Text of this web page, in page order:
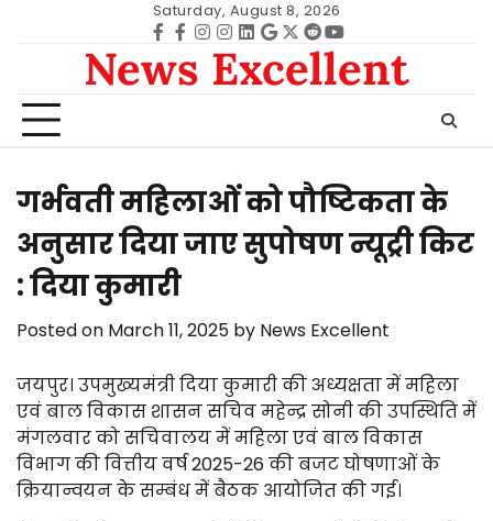
Saturday, August 8, 2026
Facebook
facebook
Instagram
instagram
Linkedin
google
Twitter
redditYoutube
News Excellent
गर्भवती महिलाओं को पौष्टिकता के
अनुसार दिया जाए सुपोषण न्यूट्री किट
: दिया कुमारी
Posted on March 11, 2025 by News Excellent
जयपुर। उपमुख्यमंत्री दिया कुमारी की अध्यक्षता में महिला
एवं बाल विकास शासन सचिव महेन्द्र सोनी की उपस्थिति में
मंगलवार को सचिवालय में महिला एवं बाल विकास
विभाग की वित्तीय वर्ष 2025-26 की बजट घोषणाओं के
क्रियान्वयन के सम्बंध में बैठक आयोजित की गई।